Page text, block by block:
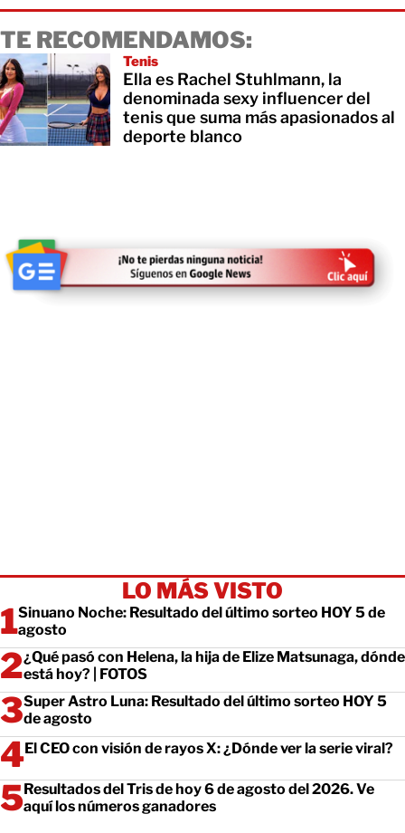
TE RECOMENDAMOS:
Tenis
Ella es Rachel Stuhlmann, la
denominada sexy influencer del
tenis que suma más apasionados al
deporte blanco
LO MÁS VISTO
Sinuano Noche: Resultado del último sorteo HOY 5 de
agosto
¿Qué pasó con Helena, la hija de Elize Matsunaga, dónde
está hoy? | FOTOS
Super Astro Luna: Resultado del último sorteo HOY 5
de agosto
El CEO con visión de rayos X: ¿Dónde ver la serie viral?
Resultados del Tris de hoy 6 de agosto del 2026. Ve
aquí los números ganadores